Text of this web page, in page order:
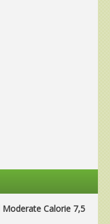
Moderate Calorie 7,5